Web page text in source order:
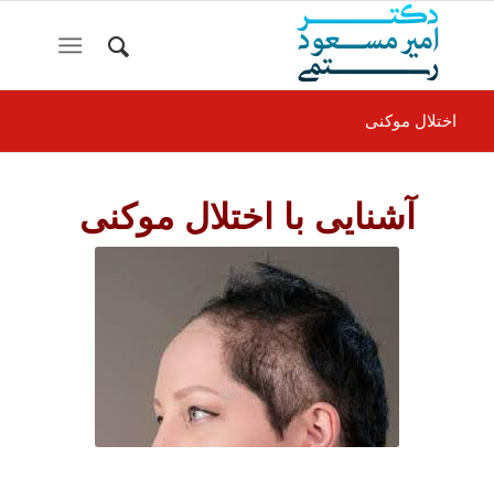
اختلال موکنی
آشنایی با اختلال موکنی